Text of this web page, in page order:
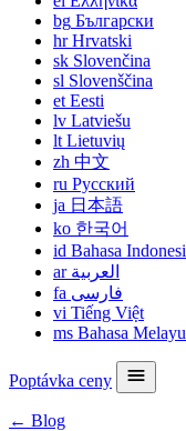
bg Български
hrHrvatski
sk Slovenčina
sl Slovenščina
et Eesti
lv Latviešu
lt Lietuvių
zh 中文
ru Русский
ja 日本語
ko 한국어
id Bahasa
ar العربية
fa فارسی
vi Tiếng Việt
ms Bahasa Melayu
Poptávka ceny
← Blog